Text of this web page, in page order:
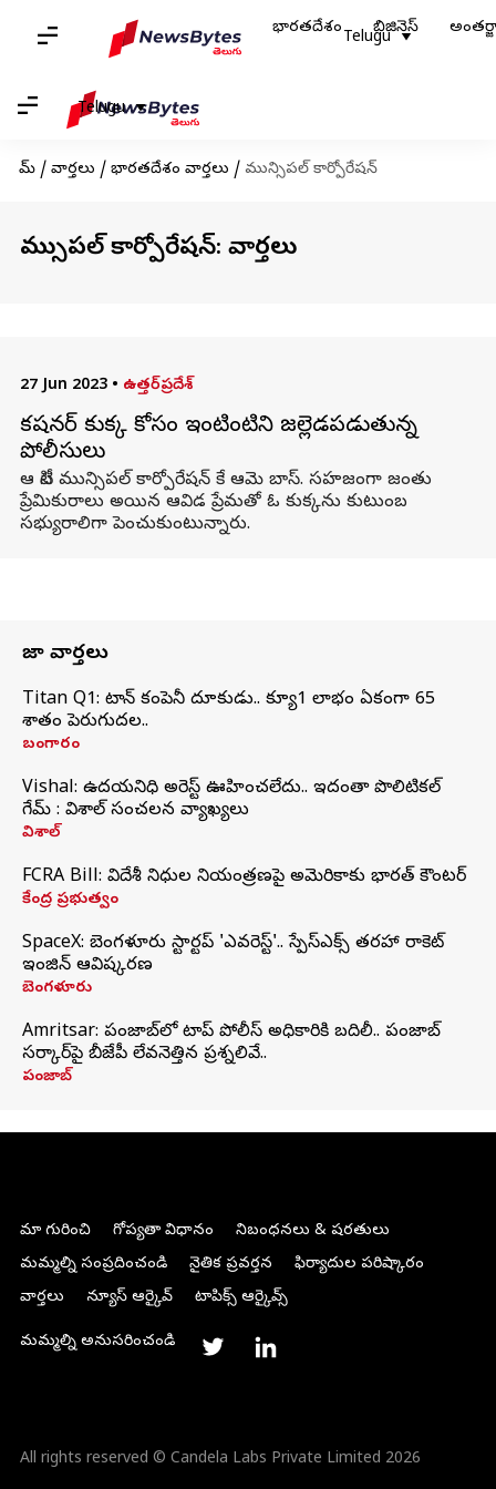
భారతదేశం బిజినెస్
Telugu
Telugu
హోమ్ / వార్తలు / భారతదేశం వార్తలు / మున్సిపల్ కార్పోరేషన్
మున్సిపల్ కార్పోరేషన్: వార్తలు
27 Jun 2023 • ఉత్తర్‌ప్రదేశ్
కమిషనర్ కుక్క కోసం ఇంటింటిని జల్లెడపడుతున్న
పోలీసులు
ఆ సిటీ మున్సిపల్ కార్పోరేషన్ కే ఆమె బాస్. సహజంగా జంతు
ప్రేమికురాలు అయిన ఆవిడ ప్రేమతో ఓ కుక్కను కుటుంబ
సభ్యురాలిగా పెంచుకుంటున్నారు.
తాజా వార్తలు
Titan Q1: టైటాన్ కంపెనీ దూకుడు.. క్యూ1 లాభం ఏకంగా 65
శాతం పెరుగుదల..
బంగారం
Vishal: ఉదయనిధి అరెస్ట్‌ ఊహించలేదు.. ఇదంతా పొలిటికల్
గేమ్ : విశాల్ సంచలన వ్యాఖ్యలు
విశాల్
FCRA Bill: విదేశీ నిధుల నియంత్రణపై అమెరికాకు భారత్‌ కౌంటర్
కేంద్ర ప్రభుత్వం
SpaceX: బెంగళూరు స్టార్టప్‌ 'ఎవరెస్ట్'.. స్పేస్‌ఎక్స్ తరహా రాకెట్‌
ఇంజిన్‌ ఆవిష్కరణ
బెంగళూరు
Amritsar: పంజాబ్‌లో టాప్ పోలీస్ అధికారికి బదిలీ.. పంజాబ్
సర్కార్‌పై బీజేపీ లేవనెత్తిన ప్రశ్నలివే..
పంజాబ్
మా గురించి గోప్యతా విధానం
నిబంధనలు & షరతులు
మమ్మల్ని సంప్రదించండి
నైతిక ప్రవర్తన
ఫిర్యాదుల పరిష్కారం
వార్తలు
న్యూస్ ఆర్కైవ్ టాపిక్స్ ఆర్కైవ్స్
మమ్మల్ని అనుసరించండి
All rights reserved © Candela Labs Private Limited 2026